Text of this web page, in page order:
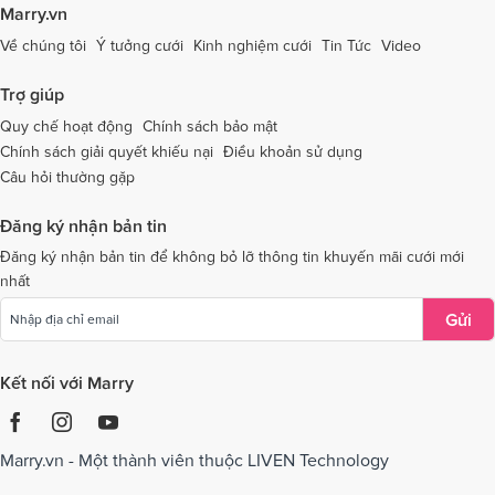
Dịch vụ cưới tại Thái Bình Dịch vụ cưới tại Thanh Hóa
Dịch vụ cưới tại Thừa Thiên - Huế
Dịch vụ cưới tại An Giang Dịch vụ cưới tại Trà Vinh
Dịch vụ cưới tại Tuyên Quang Dịch vụ cưới tại Vĩnh Long
Dịch vụ cưới tại Bà Rịa - Vũng TàuDịch vụ cưới tại Bắc Giang
Dịch vụ cưới tại Bắc Kạn
Marry.vn
Về chúng tôi Ý tưởng cưới Kinh nghiệm cưới Tin Tức Video
Trợ giúp
Quy chế hoạt động
Chính sách bảo mật
Chính sách giải quyết khiếu nại Điều khoản sử dụng
Câu hỏi thường gặp
Đăng ký nhận bản tin
Đăng ký nhận bản tin để không bỏ lỡ thông tin khuyến mãi cưới mới
nhất
Gửi
Kết nối với Marry
Marry.vn - Một thành viên thuộc LIVEN Technology